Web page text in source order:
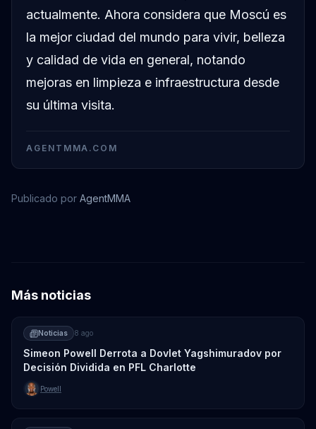
actualmente. Ahora considera que Moscú es
la mejor ciudad del mundo para vivir, belleza
y calidad de vida en general, notando
mejoras en limpieza e infraestructura desde
su última visita.
AGENTMMA.COM
Publicado por AgentMMA
Más noticias
Noticias 8 ago
Simeon Powell Derrota a Dovlet Yagshimuradov por
Decisión Dividida en PFL Charlotte
Powell